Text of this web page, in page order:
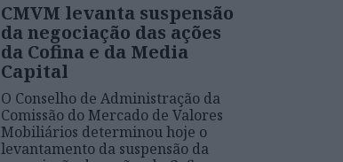
CMVM levanta suspensão
da negociação das ações
da Cofina e da Media
Capital
O Conselho de Administração da
Comissão do Mercado de Valores
Mobiliários determinou hoje o
levantamento da suspensão da